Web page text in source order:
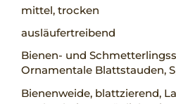
mittel, trocken
ausläufertreibend
Bienen- und
Ornamentale Blattstauden,
Bienenweide, blattzierend,